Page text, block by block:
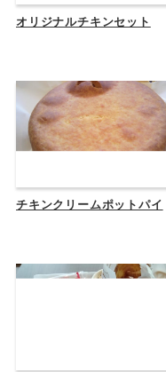
オリジナルチキンセット
チキンクリームポットパイ